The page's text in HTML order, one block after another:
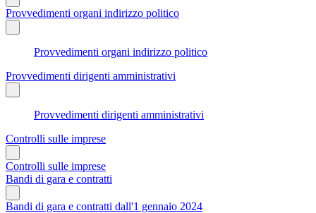
Provvedimenti organi indirizzo politico
Provvedimenti organi indirizzo politico
Provvedimenti dirigenti amministrativi
Provvedimenti dirigenti amministrativi
Controlli sulle imprese
Controlli sulle imprese
Bandi di gara e contratti
Bandi di gara e contratti dall'1 gennaio 2024